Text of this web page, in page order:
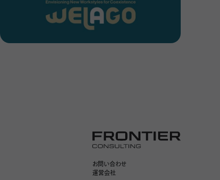
とか関
お問い合わせ
運営会社